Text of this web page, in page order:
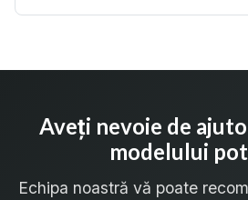
Aveți nevoie de
modelului
Echipa noastră vă poate